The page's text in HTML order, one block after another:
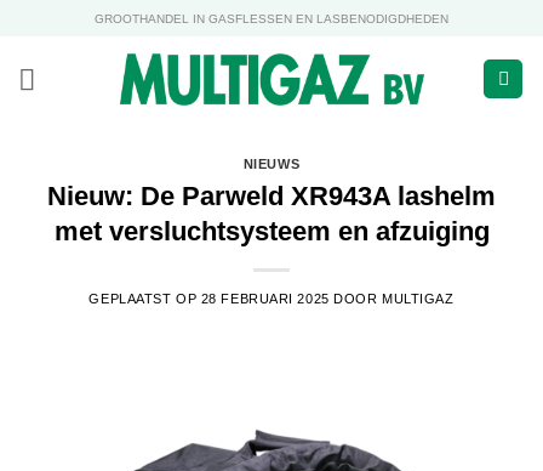
inhoud
GROOTHANDEL IN GASFLESSEN EN LASBENODIGDHEDEN
NIEUWS
Nieuw: De Parweld XR943A lashelm
met versluchtsysteem en afzuiging
GEPLAATST OP 28 FEBRUARI 2025 DOORMULTIGAZ